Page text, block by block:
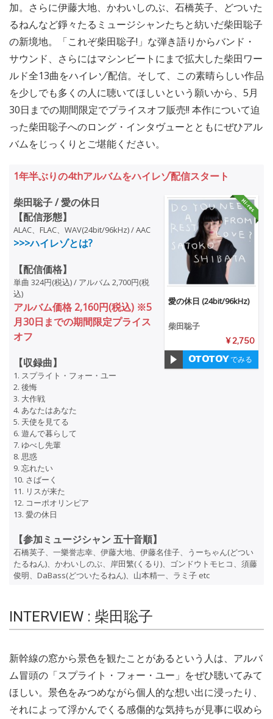
加。さらに伊藤大地、かわいしのぶ、石橋英子、どついた
るねんなど錚々たるミュージシャンたちと紡いだ柴田聡子
の新境地。「これぞ柴田聡子!」な弾き語りからバンド・
サウンド、さらにはマシンビートにまで拡大した柴田ワー
ルド全13曲をハイレゾ配信。そして、この素晴らしい作品
を少しでも多くの人に聴いてほしいという願いから、5月
30日までの期間限定でプライスオフ販売!! 本作について迫
った柴田聡子へのロング・インタヴューとともにぜひアル
バムをじっくりとご堪能ください。
1年半ぶりの4thアルバムをハイレゾ配信スタート
柴田聡子 / 愛の休日
愛の休日 (24bit/96kHz)
柴田聡子
¥ 2,750
でみる
【配信形態】
ALAC、FLAC、WAV(24bit/96kHz) / AAC
>>>ハイレゾとは?
【配信価格】
単曲 324円(税込) / アルバム 2,700円(税
込)
アルバム価格 2,160円(税込) ※5
月30日までの期間限定プライス
オフ
【収録曲】
1. スプライト・フォー・ユー
2. 後悔
3. 大作戦
4. あなたはあなた
5. 天使を見てる
6. 遊んで暮らして
7. ゆべし先輩
8. 思惑
9. 忘れたい
10. さばーく
11. リスが来た
12. コーポオリンピア
13. 愛の休日
【参加ミュージシャン 五十音順】
石橋英子、一樂誉志幸、伊藤大地、伊藤名佳子、うーちゃん(どつい
たるねん)、かわいしのぶ、岸田繁(くるり)、ゴンドウトモヒコ、須藤
俊明、DaBass(どついたるねん)、山本精一、ラミ子 etc
INTERVIEW : 柴田聡子
新幹線の窓から景色を観たことがあるという人は、アルバ
ム冒頭の「スプライト・フォー・ユー」をぜひ聴いてみて
ほしい。景色をみつめながら個人的な想い出に浸ったり、
それによって浮かんでくる感傷的な気持ちが見事に収めら